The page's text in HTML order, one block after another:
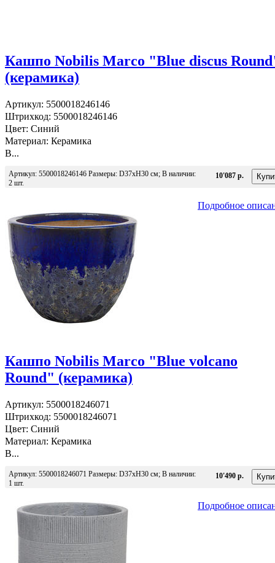
Кашпо Nobilis Marco "Blue discus
(керамика)
Артикул: 5500018246146
Штрихкод: 5500018246146
Цвет: Синий
Материал: Керамика
В...
Артикул: 5500018246146 Размеры: D37хН30 см; В наличии:
2 шт.
10'087 р.
Подробное
Кашпо Nobilis Marco "Blue volcano
Round" (керамика)
Артикул: 5500018246071
Штрихкод: 5500018246071
Цвет: Синий
Материал: Керамика
В...
Артикул: 5500018246071 Размеры: D37хН30 см; В наличии:
1 шт.
10'490 р.
Подробное